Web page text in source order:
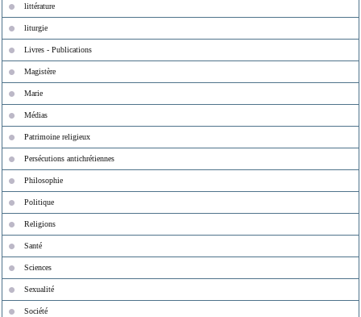
littérature
liturgie
Livres - Publications
Magistère
Marie
Médias
Patrimoine religieux
Persécutions antichrétiennes
Philosophie
Politique
Religions
Santé
Sciences
Sexualité
Société